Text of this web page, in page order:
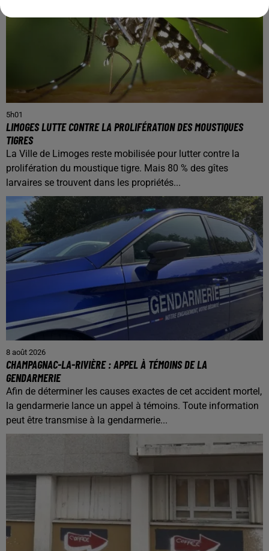
5h01
LIMOGES LUTTE CONTRE LA PROLIFÉRATION DES MOUSTIQUES
TIGRES
La Ville de Limoges reste mobilisée pour lutter contre la
prolifération du moustique tigre. Mais 80 % des gîtes
larvaires se trouvent dans les propriétés...
8 août 2026
CHAMPAGNAC-LA-RIVIÈRE : APPEL À TÉMOINS DE LA
GENDARMERIE
Afin de déterminer les causes exactes de cet accident mortel,
la gendarmerie lance un appel à témoins. Toute information
peut être transmise à la gendarmerie...